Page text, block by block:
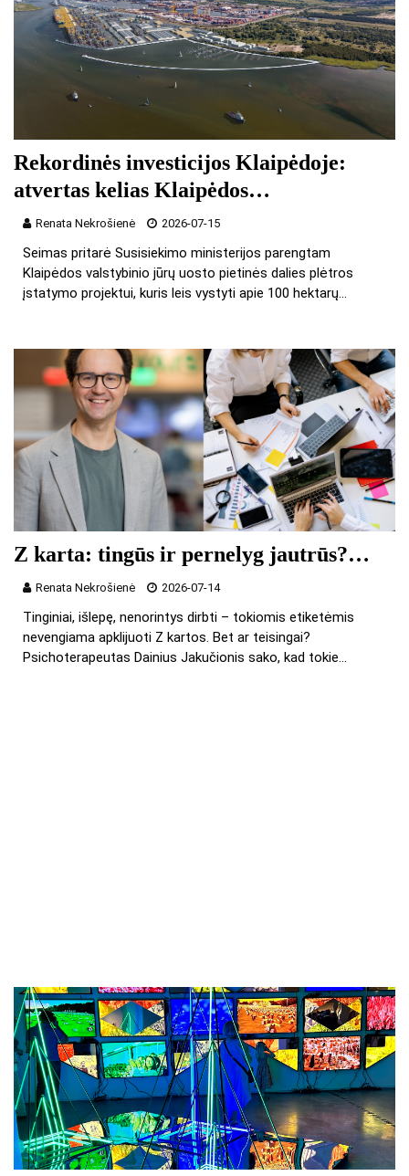
Rekordinės investicijos Klaipėdoje:
atvertas kelias Klaipėdos…
Renata Nekrošienė 2026-07-15
Seimas pritarė Susisiekimo ministerijos parengtam
Klaipėdos valstybinio jūrų uosto pietinės dalies plėtros
įstatymo projektui, kuris leis vystyti apie 100 hektarų…
Z karta: tingūs ir pernelyg jautrūs?…
Renata Nekrošienė 2026-07-14
Tinginiai, išlepę, nenorintys dirbti – tokiomis etiketėmis
nevengiama apklijuoti Z kartos. Bet ar teisingai?
Psichoterapeutas Dainius Jakučionis sako, kad tokie…